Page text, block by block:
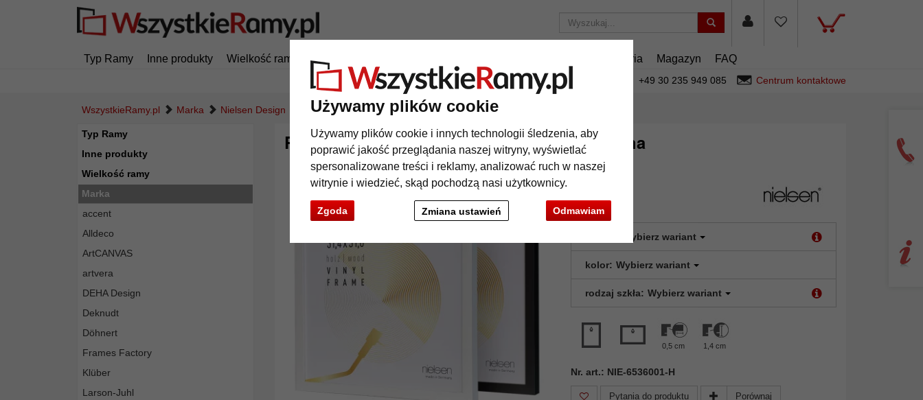
Używamy plików cookie
Używamy plików cookie i innych technologii śledzenia, aby
poprawić jakość przeglądania naszej witryny, wyświetlać
spersonalizowane treści i reklamy, analizować ruch w naszej
witrynie i wiedzieć, skąd pochodzą nasi użytkownicy.
Zgoda Odmawiam
Zmiana ustawień
Typ Ramy Inne produkty Wielkość ramy Marka Akcesoria Magazyn FAQ
Tylko 25,95 zł za wysyłkę. +49 30 235 949 085 Centrum kontaktowe
WszystkieRamy.pl Marka Nielsen Design Ramka na płytę winylową wykonana z drewna
Typ Ramy
Inne produkty
Wielkość ramy
Marka
accent
Alldeco
ArtCANVAS
artvera
DEHA Design
Deknudt
Döhnert
Frames Factory
Klüber
Larson-Juhl
Ramka na płytę winylową wykonana z drewna
Wybierz wariant
kolor: Wybierz wariant
rodzaj szkła: Wybierz wariant
0,5 cm 1,4 cm
Nr. art.: NIE-6536001-H
Pytania do produktu Porównaj